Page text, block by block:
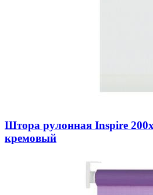
Штора рулонная Inspire
кремовый